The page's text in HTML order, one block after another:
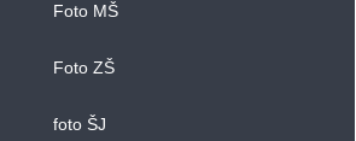
Foto MŠ
Foto ZŠ
foto ŠJ